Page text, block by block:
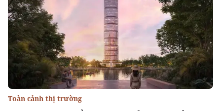
Toàn cảnh thị trường